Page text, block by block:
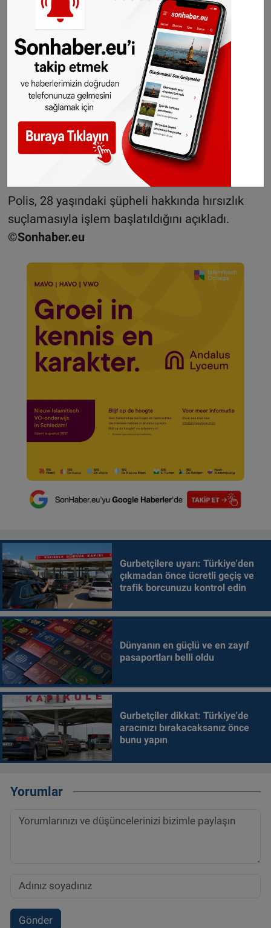
başlatıldı.
Evinde de kayıp gönderiler bulundu
Savcılık kararıyla şüphelinin evinde yapılan
aramada kaybolan çeşitli gönderilere ulaşıldı.
Yetkililer, ele geçirilen paketlerin ve ürünlerin
değerinin yaklaşık 20 bin euro olduğunu tahmin
ediyor. Soruşturmanın devam ettiği ve ele
geçirilen gönderilerin sahiplerinin tespit
edilmeye çalışıldığı belirtildi.
Polis, 28 yaşındaki şüpheli hakkında hırsızlık
suçlamasıyla işlem başlatıldığını açıkladı.
©Sonhaber.eu
Gurbetçilere uyarı: Türkiye'den
çıkmadan önce ücretli geçiş ve
trafik borcunuzu kontrol edin
Dünyanın en güçlü ve en zayıf
pasaportları belli oldu
Gurbetçiler dikkat: Türkiye'de
aracınızı bırakacaksanız önce
bunu yapın
Yorumlar
Gönder